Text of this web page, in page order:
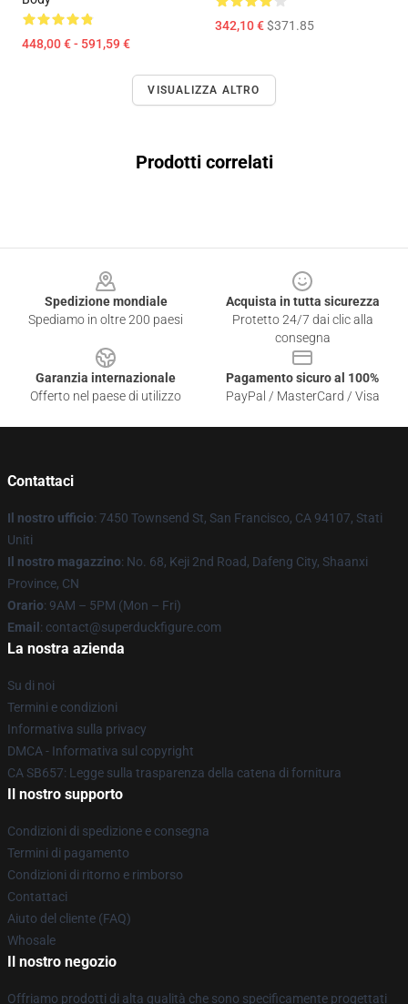
448,00 € - 591,59 €
342,10 €$371.85
VISUALIZZA ALTRO
Prodotti correlati
Spedizione mondiale
Spediamo in oltre 200 paesi
Acquista in tutta sicurezza
Protetto 24/7 dai clic alla
consegna
Garanzia internazionale
Offerto nel paese di utilizzo
Pagamento sicuro al 100%
PayPal / MasterCard / Visa
Contattaci
Il nostro ufficio: 7450 Townsend St, San Francisco, CA 94107, Stati
Uniti
Il nostro magazzino: No. 68, Keji 2nd Road, Dafeng City, Shaanxi
Province, CN
Orario: 9AM – 5PM (Mon – Fri)
Email : contact@superduckfigure.com
La nostra azienda
Su di noi
Termini e condizioni
Informativa sulla privacy
DMCA - Informativa sul copyright
CA SB657: Legge sulla trasparenza della catena di fornitura
Il nostro supporto
Condizioni di spedizione e consegna
Termini di pagamento
Condizioni di ritorno e rimborso
Contattaci
Aiuto del cliente (FAQ)
Whosale
Il nostro negozio
Offriamo prodotti di alta qualità che sono specificamente progettati